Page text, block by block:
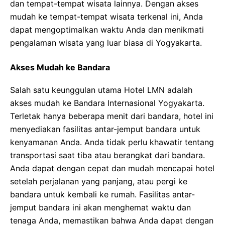
dan tempat-tempat wisata lainnya. Dengan akses
mudah ke tempat-tempat wisata terkenal ini, Anda
dapat mengoptimalkan waktu Anda dan menikmati
pengalaman wisata yang luar biasa di Yogyakarta.
Akses Mudah ke Bandara
Salah satu keunggulan utama Hotel LMN adalah
akses mudah ke Bandara Internasional Yogyakarta.
Terletak hanya beberapa menit dari bandara, hotel ini
menyediakan fasilitas antar-jemput bandara untuk
kenyamanan Anda. Anda tidak perlu khawatir tentang
transportasi saat tiba atau berangkat dari bandara.
Anda dapat dengan cepat dan mudah mencapai hotel
setelah perjalanan yang panjang, atau pergi ke
bandara untuk kembali ke rumah. Fasilitas antar-
jemput bandara ini akan menghemat waktu dan
tenaga Anda, memastikan bahwa Anda dapat dengan